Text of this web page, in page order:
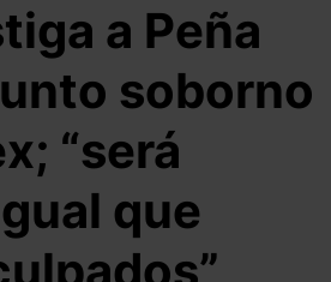
a Peña
soborno
“será
que